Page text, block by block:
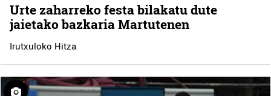
Urte zaharreko festa bilakatu dute
jaietako bazkaria Martutenen
Irutxuloko Hitza